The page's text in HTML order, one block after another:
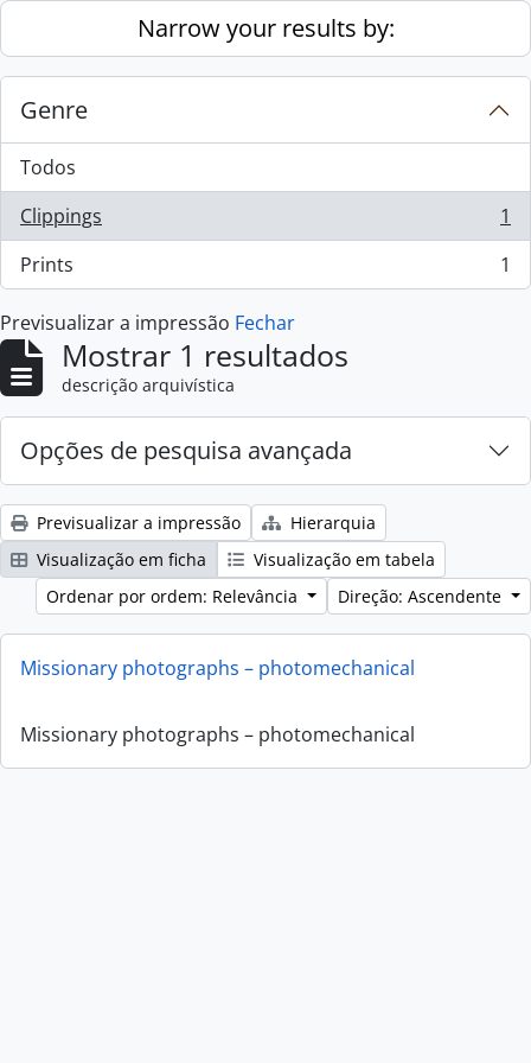
Skip to main contentNarrow your results by:
Genre
Todos
Clippings
, 1 resultados
1
Prints
, 1 resultados 1
Previsualizar a impressão Fechar
Mostrar 1 resultados
descrição arquivística
Opções de pesquisa avançada
Previsualizar a impressão
Hierarquia
Visualização em ficha
Visualização em tabela
Ordenar por ordem: Relevância
Direção: Ascendente
Missionary photographs – photomechanical
Missionary photographs – photomechanical